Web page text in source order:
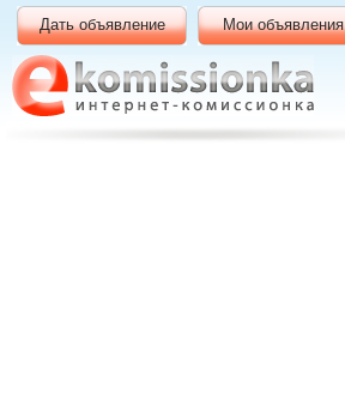
Дать объявление Мои объявления